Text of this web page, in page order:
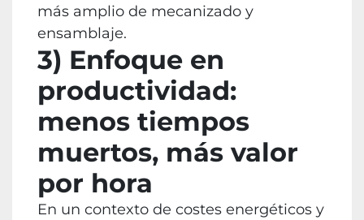
más amplio de mecanizado y
ensamblaje.
3) Enfoque en
productividad:
menos tiempos
muertos, más valor
por hora
En un contexto de costes energéticos y